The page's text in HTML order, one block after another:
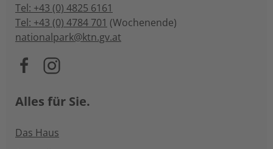
Tel: +43 (0) 4825 6161
Tel: +43 (0) 4784 701 (Wochenende)
nationalpark@ktn.gv.at
Alles für Sie.
Das Haus